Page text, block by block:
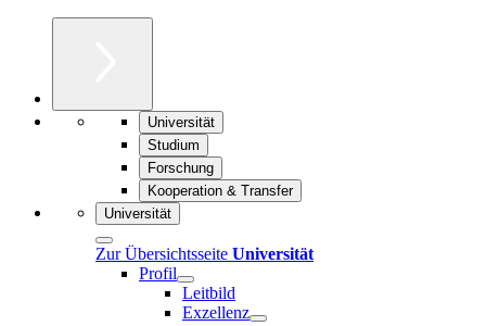
Universität
Studium
Forschung
Kooperation & Transfer
Universität
Zur Übersichtsseite Universität
Profil
Leitbild
Exzellenz